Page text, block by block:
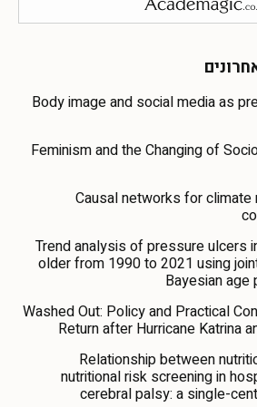
Body image and social media as
Feminism and the Changing of
Causal networks for climate
Trend analysis of pressure ulcers
older from 1990 to 2021 using
Bayesian
Washed Out: Policy and Practical
Return after Hurricane Katrina
Relationship between
nutritional risk screening in
cerebral palsy: a single-